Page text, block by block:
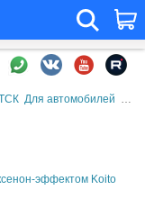
Для автомобилей
эффектом Koito